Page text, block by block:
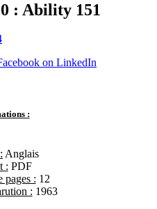
: Ability 151
on LinkedIn
:
Anglais
: PDF
pages : 12
: 1963